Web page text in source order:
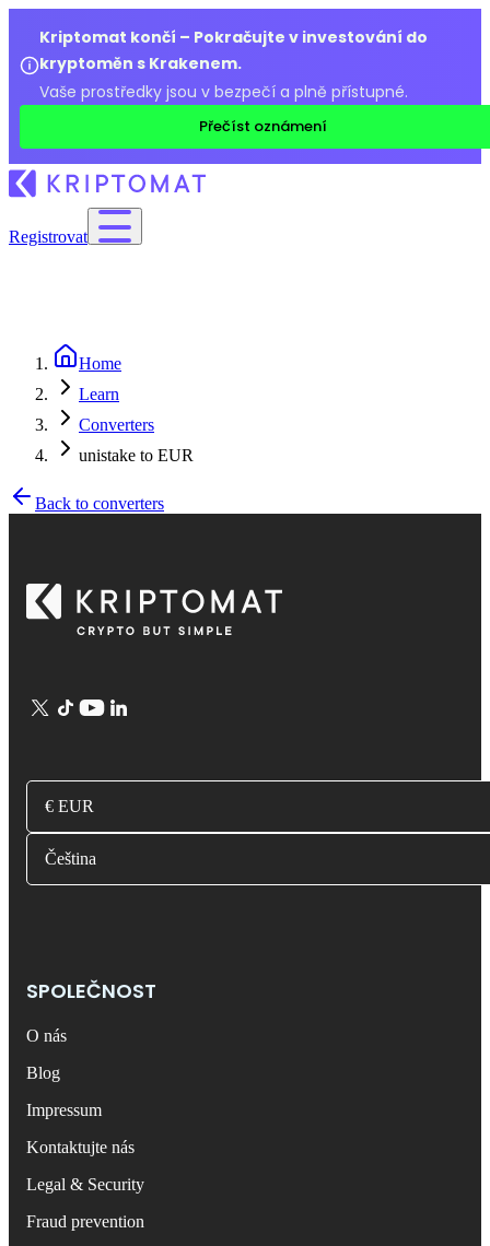
Kriptomat končí – Pokračujte v investování do
kryptoměn s Krakenem.
Vaše prostředky jsou v bezpečí a plně přístupné.
Přečíst oznámení
Registrovat
Home
Learn
Converters
unistake to EUR
Back to converters
€ EUR
Čeština
SPOLEČNOST
O nás
Blog
Impressum
Kontaktujte nás
Legal & Security
Fraud prevention